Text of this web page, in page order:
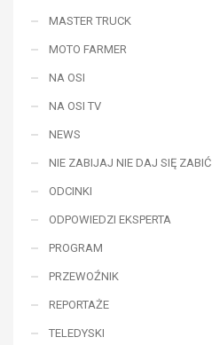
MASTER TRUCK
MOTO FARMER
NA OSI
NA OSI TV
NEWS
NIE ZABIJAJ NIE DAJ SIĘ ZABIĆ
ODCINKI
ODPOWIEDZI EKSPERTA
PROGRAM
PRZEWOŹNIK
REPORTAŻE
TELEDYSKI